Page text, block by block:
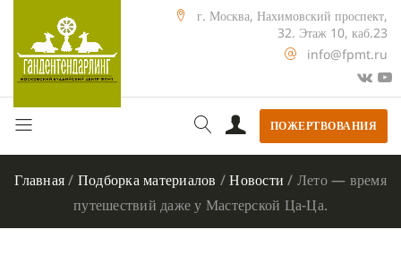
г. Москва, Нахимовский проспект,
32. Этаж 10, каб.23
info@fpmt.ru
ПОЖЕРТВОВАНИЯ
Главная/ Подборка материалов /Новости / Лето — время
путешествий даже у Мастерской Ца-Ца.